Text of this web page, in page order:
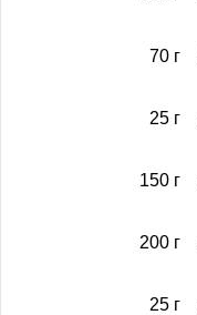
70 г
25 г
150 г
200 г
25 г